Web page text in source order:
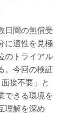
日間の無償受
に適性を見極
のトライアル
。今回の検証
接不要」と
できる環境を
理解を深め